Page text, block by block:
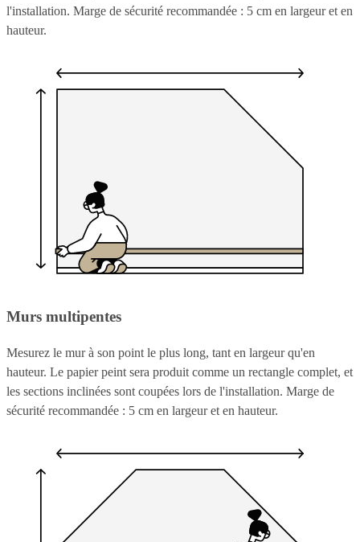
l'installation. Marge de sécurité recommandée : 5 cm en largeur et en
hauteur.
Murs multipentes
Mesurez le mur à son point le plus long, tant en largeur qu'en
hauteur. Le papier peint sera produit comme un rectangle complet, et
les sections inclinées sont coupées lors de l'installation. Marge de
sécurité recommandée : 5 cm en largeur et en hauteur.